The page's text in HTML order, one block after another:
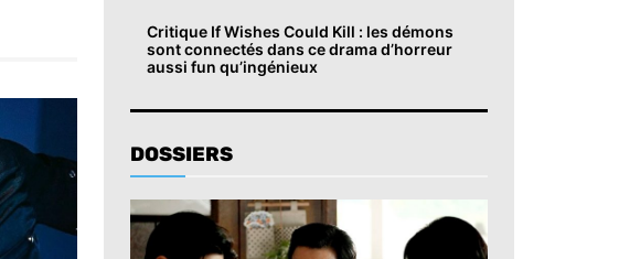
Critique If Wishes Could Kill : les démons
sont connectés dans ce drama d’horreur
aussi fun qu’ingénieux
DOSSIERS